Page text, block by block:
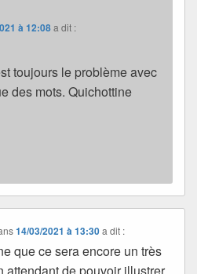
à 12:08a dit :
toujours le problème avec
des mots. Quichottine
14/03/2021 à 13:30 a dit :
que ce sera encore un très
attendant de pouvoir illustrer